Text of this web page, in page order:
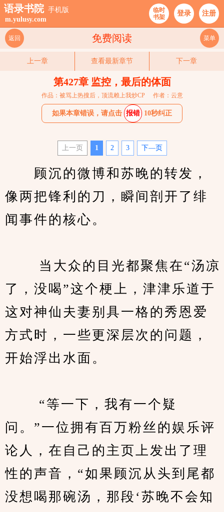
语录书院 手机版
m.yulusy.com
临时
书架
登录 注册
免费阅读
返回 菜单
上一章 查看最新章节 下一章
第427章 监控，最后的体面
作品：被骂上热搜后，顶流赖上我炒CP 作者：云意
如果本章错误，请点击 报错 10秒纠正
上一页 1 2 3 下—页
顾沉的微博和苏晚的转发，
像两把锋利的刀，瞬间剖开了绯
闻事件的核心。
当大众的目光都聚焦在“汤凉
了，没喝”这个梗上，津津乐道于
这对神仙夫妻别具一格的秀恩爱
方式时，一些更深层次的问题，
开始浮出水面。
“等一下，我有一个疑
问。”一位拥有百万粉丝的娱乐评
论人，在自己的主页上发出了理
性的声音，“如果顾沉从头到尾都
没想喝那碗汤，那段‘苏晚不会知